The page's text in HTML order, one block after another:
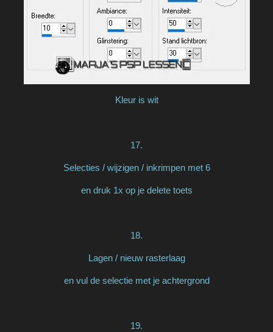
Kleur is wit
17.
Selecties / wijzigen / inkrimpen met 6
en druk 1x op je delete toets
18.
Lagen / nieuw rasterlaag
en vul de selectie met je achtergrond
19.